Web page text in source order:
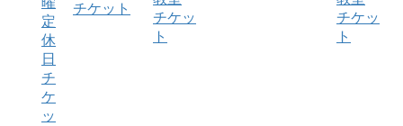
チ
ケ
ッ
チケット
チケッ
ト
チケッ
ト